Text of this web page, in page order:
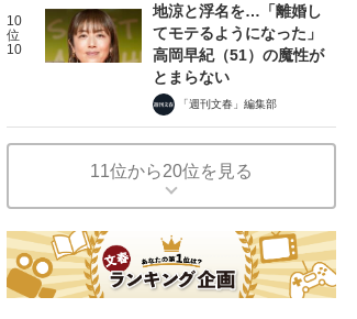
10
位
10
地涼と浮名を…「離婚し
てモテるようになった」
高岡早紀（51）の魔性が
とまらない
「週刊文春」編集部
11位から20位を見る